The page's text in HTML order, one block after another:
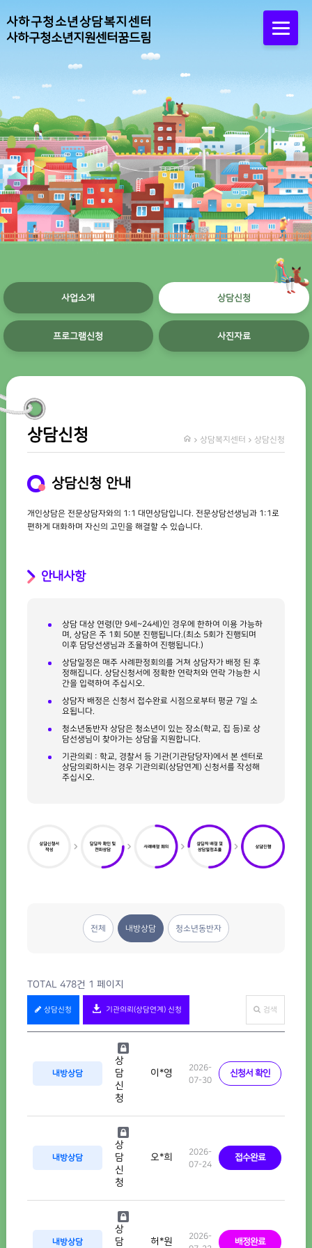
사하구청소년상담복지센터
사하구청소년지원센터꿈드림
사업소개 상담신청
프로그램신청 사진자료
상담신청 상담복지센터 상담신청
상담신청 안내
개인상담은 전문상담자와의 1:1 대면상담입니다. 전문상담선생님과 1:1로
편하게 대화하며 자신의 고민을 해결할 수 있습니다.
안내사항
상담 대상 연령(만 9세~24세)인 경우에 한하여 이용 가능하
며, 상담은 주 1회 50분 진행됩니다.(최소 5회가 진행되며
이후 담당선생님과 조율하여 진행됩니다.)
상담일정은 매주 사례판정회의를 거쳐 상담자가 배정 된 후
정해집니다. 상담신청서에 정확한 연락처와 연락 가능한 시
간을 입력하여 주십시오.
상담자 배정은 신청서 접수완료 시점으로부터 평균 7일 소
요됩니다.
청소년동반자 상담은 청소년이 있는 장소(학교, 집 등)로 상
담선생님이 찾아가는 상담을 지원합니다.
기관의뢰 : 학교, 경찰서 등 기관(기관담당자)에서 본 센터로
상담의뢰하시는 경우 기관의뢰(상담연계) 신청서를 작성해
주십시오.
전체 내방상담 청소년동반자
TOTAL 478건 1 페이지
상담신청 기관의뢰(상담연계) 신청 검색
내방상담
상
담
신
청
이*영
2026-
07-30
신청서 확인
내방상담
상
담
신
청
오*희
2026-
07-24
접수완료
내방상담
상
담
허*원
2026-
배정완료